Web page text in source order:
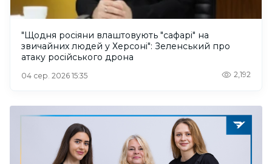
"Щодня росіяни влаштовують "сафарі" на
звичайних людей у Херсоні": Зеленський про
атаку російського дрона
04 сер. 2026 15:35 2,192